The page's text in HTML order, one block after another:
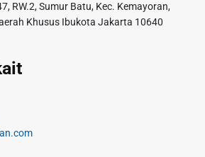
RW.2, Sumur Batu, Kec. Kemayoran,
Khusus Ibukota Jakarta 10640